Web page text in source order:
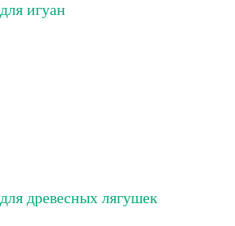
для игуан
для древесных лягушек